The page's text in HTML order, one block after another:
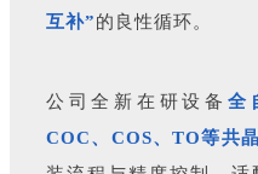
互补”的良性循环。
公司全新在研设备 全
COC、COS、TO等共